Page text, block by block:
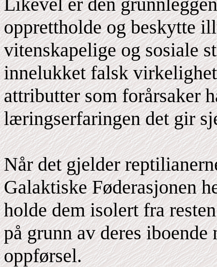
opprettholde og beskytte
vitenskapelige og sosiale
innelukket falsk
attributter som forårsaker
læringserfaringen det gir
Når det gjelder
Galaktiske Føderasjonen
holde dem isolert fra
på grunn av deres
oppførsel.